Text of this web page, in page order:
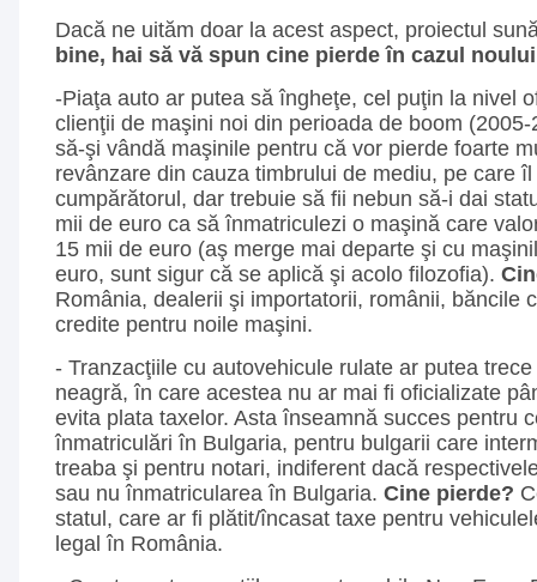
Dacă ne uităm doar la acest aspect, proiectul
bine, hai să vă spun cine pierde în cazul
-Piaţa auto ar putea să îngheţe, cel puţin la nivel
clienţii de maşini noi din perioada de boom
să-şi vândă maşinile pentru că vor pierde foarte
revânzare din cauza timbrului de mediu, pe care
cumpărătorul, dar trebuie să fii nebun să-i dai
mii de euro ca să înmatriculezi o maşină care
15 mii de euro (aş merge mai departe şi cu
euro, sunt sigur că se aplică şi acolo filozofia).
România, dealerii şi importatorii, românii, băncile
credite pentru noile maşini.
- Tranzacţiile cu autovehicule rulate ar putea
neagră, în care acestea nu ar mai fi oficializate
evita plata taxelor. Asta înseamnă succes pentru
înmatriculări în Bulgaria, pentru bulgarii care
treaba şi pentru notari, indiferent dacă
sau nu înmatricularea în Bulgaria. Cine pierde?
statul, care ar fi plătit/încasat taxe pentru
legal în România.